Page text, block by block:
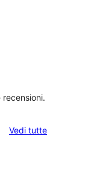
Vedi tuttele